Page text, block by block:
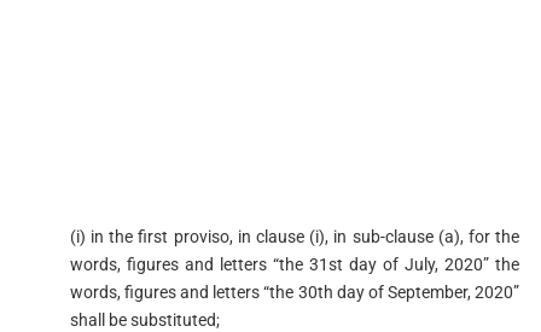
(i) in the first proviso, in clause (i), in sub-clause (a), for the
words, figures and letters “the 31st day of July, 2020” the
words, figures and letters “the 30th day of September, 2020”
shall be substituted;